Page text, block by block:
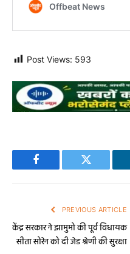
Post Views: 593
Facebook Twitter
PREVIOUS ARTICLE
केंद्र सरकार ने झामुमो की पूर्व विधायक
सीता सोरेन को दी जेड श्रेणी की सुरक्षा